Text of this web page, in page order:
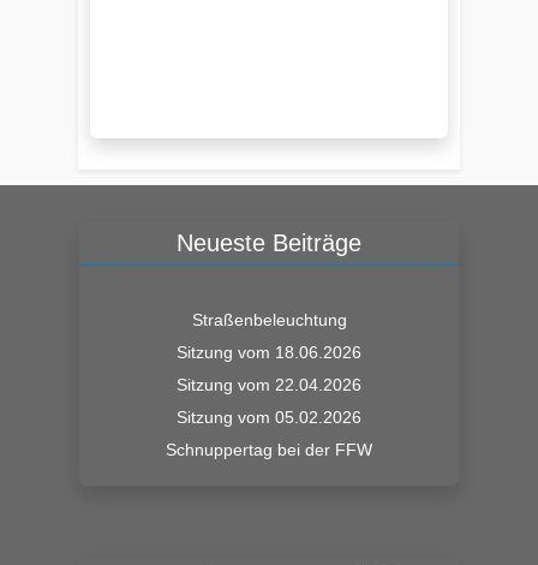
Neueste Beiträge
Straßenbeleuchtung
Sitzung vom 18.06.2026
Sitzung vom 22.04.2026
Sitzung vom 05.02.2026
Schnuppertag bei der FFW